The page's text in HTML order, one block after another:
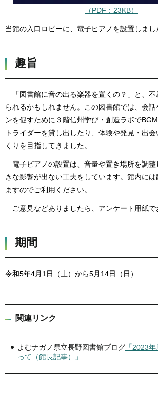
（PDF：23KB）
当館の入口ロビーに、電子ピアノを設置しまし
趣旨
「図書館に音の出る楽器を置くの？」と、不
られるかもしれません。この図書館では、会話
ンを促すために３階信州学び・創造ラボで
トライダーを貸し出したり、体験や発見・出
くりを目指してきました。
電子ピアノの設置は、音量や置き場所を調整
きな影響が出ない工夫をしています。館内には
ますのでご利用ください。
ご意見などありましたら、アンケート用紙で
期間
令和5年4月1日（土）から5月14日（日）
関連リンク
よむナガノ県立長野図書館ブログ 「2023
って（館長記事）」